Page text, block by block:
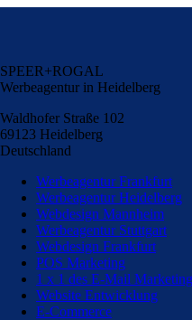
SPEER+ROGAL
Werbeagentur in Heidelberg
Waldhofer Straße 102
69123 Heidelberg
Deutschland
Werbeagentur Frankfurt
Werbeagentur Heidelberg
Webdesign Mannheim
Werbeagentur Stuttgart
Webdesign Frankfurt
POS Marketing
1 x 1 des E-Mail
Website Entwicklung
E-Commerce